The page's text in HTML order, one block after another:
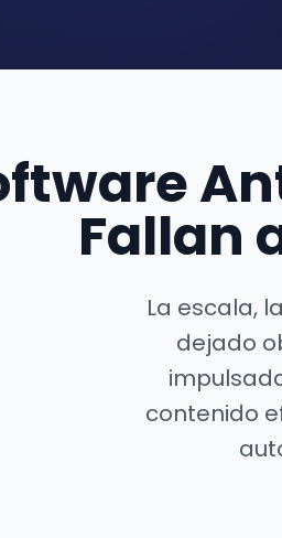
Fallan
La escala,
dejado
contenido